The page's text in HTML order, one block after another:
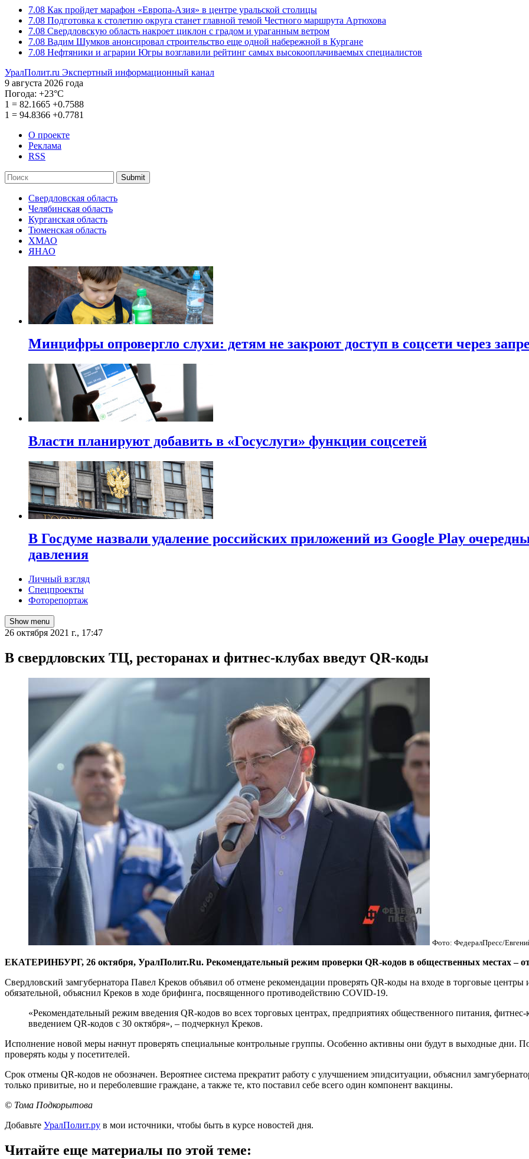
7.08 Как пройдет марафон «Европа-Азия» в центре уральской столицы
7.08 Подготовка к столетию округа станет главной темой Честного маршрута Артюхова
7.08 Свердловскую область накроет циклон с градом и ураганным ветром
7.08 Вадим Шумков анонсировал строительство еще одной набережной в Кургане
7.08 Нефтяники и аграрии Югры возглавили рейтинг самых высокооплачиваемых специалистов
УралПолит.ru Экспертный информационный канал
9 августа 2026 года
Погода: +23°С
1 = 82.1665 +0.7588
1 = 94.8366 +0.7781
О проекте
Реклама
RSS
Submit
Свердловская область
Челябинская область
Курганская область
Тюменская область
ХМАО
ЯНАО
Минцифры опровергло слухи: детям не закроют доступ в соцсети через
Власти планируют добавить в «Госуслуги» функции соцсетей
В Госдуме назвали удаление российских приложений из Google Play
давления
Личный взгляд
Спецпроекты
Фоторепортаж
Show menu
26 октября 2021 г., 17:47
В свердловских ТЦ, ресторанах и фитнес-клубах введут QR-коды
Фото: ФедералПресс/
ЕКАТЕРИНБУРГ, 26 октября, УралПолит.Ru. Рекомендательный режим проверки QR-кодов в общественных местах –
Свердловский замгубернатора Павел Креков объявил об отмене рекомендации проверять QR-коды на входе в торговые центры
обязательной, объяснил Креков в ходе брифинга, посвященного противодействию COVID-19.
«Рекомендательный режим введения QR-кодов во всех торговых центрах, предприятиях общественного питания, фитнес-
введением QR-кодов с 30 октября», – подчеркнул Креков.
Исполнение новой меры начнут проверять специальные контрольные группы. Особенно активны они будут в выходные дни.
проверять коды у посетителей.
Срок отмены QR-кодов не обозначен. Вероятнее система прекратит работу с улучшением эпидситуации, объяснил
только привитые, но и переболевшие граждане, а также те, кто поставил себе всего один компонент вакцины.
© Тома Подкорытова
Добавьте УралПолит.ру в мои источники, чтобы быть в курсе новостей дня.
Читайте еще материалы по этой теме: